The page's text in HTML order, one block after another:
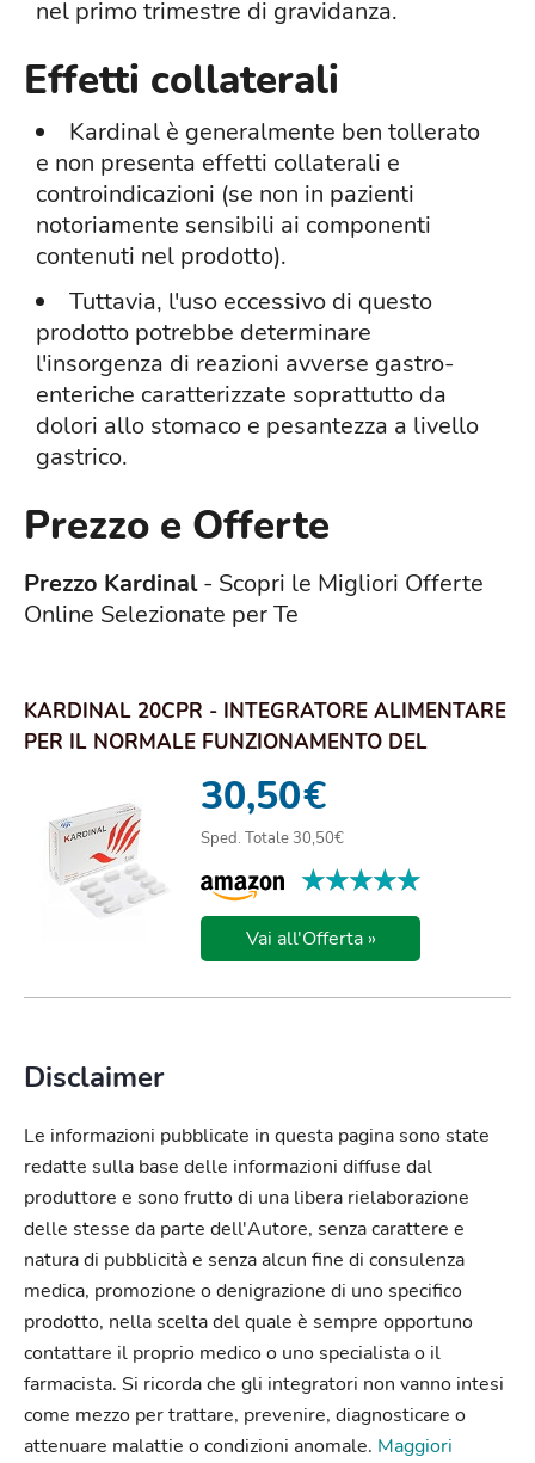
nel primo trimestre di gravidanza.
Effetti collaterali
Kardinal è generalmente ben tollerato
e non presenta effetti collaterali e
controindicazioni (se non in pazienti
notoriamente sensibili ai componenti
contenuti nel prodotto).
Tuttavia, l'uso eccessivo di questo
prodotto potrebbe determinare
l'insorgenza di reazioni avverse gastro-
enteriche caratterizzate soprattutto da
dolori allo stomaco e pesantezza a livello
gastrico.
Prezzo e Offerte
Prezzo Kardinal- Scopri le Migliori Offerte
Online Selezionate per Te
KARDINAL 20CPR - INTEGRATORE ALIMENTARE
PER IL NORMALE FUNZIONAMENTO DEL
30,50€
Sped. Totale 30,50€
★★★★★
★★★★★
Vai all'Offerta »
Disclaimer
Le informazioni pubblicate in questa pagina sono state
redatte sulla base delle informazioni diffuse dal
produttore e sono frutto di una libera rielaborazione
delle stesse da parte dell'Autore, senza carattere e
natura di pubblicità e senza alcun fine di consulenza
medica, promozione o denigrazione di uno specifico
prodotto, nella scelta del quale è sempre opportuno
contattare il proprio medico o uno specialista o il
farmacista. Si ricorda che gli integratori non vanno intesi
come mezzo per trattare, prevenire, diagnosticare o
attenuare malattie o condizioni anomale. Maggiori